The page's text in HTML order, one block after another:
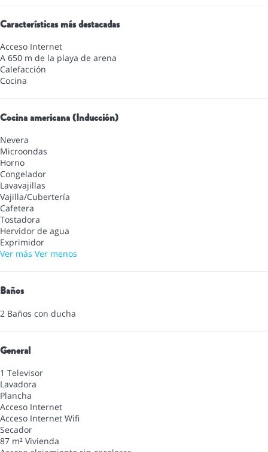
Características más destacadas
Acceso Internet
A 650 m de la playa de arena
Calefacción
Cocina
Cocina americana (Inducción)
Nevera
Microondas
Horno
Congelador
Lavavajillas
Vajilla/Cubertería
Cafetera
Tostadora
Hervidor de agua
Exprimidor
Ver más Ver menos
Baños
2 Baños con ducha
General
1 Televisor
Lavadora
Plancha
Acceso Internet
Acceso Internet Wifi
Secador
87 m² Vivienda